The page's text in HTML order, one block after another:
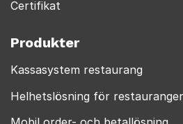
Certifikat
Produkter
Kassasystem restaurang
Helhetslösning för restauranger